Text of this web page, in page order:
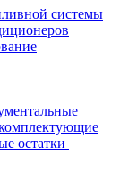
системы
остатки